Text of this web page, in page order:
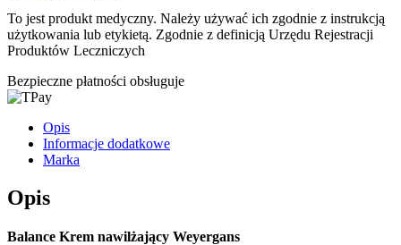
To jest produkt medyczny. Należy używać ich zgodnie z instrukcją
użytkowania lub etykietą. Zgodnie z definicją Urzędu Rejestracji
Produktów Leczniczych
Bezpieczne płatności obsługuje
Opis
Informacje dodatkowe
Marka
Opis
Balance Krem nawilżający Weyergans